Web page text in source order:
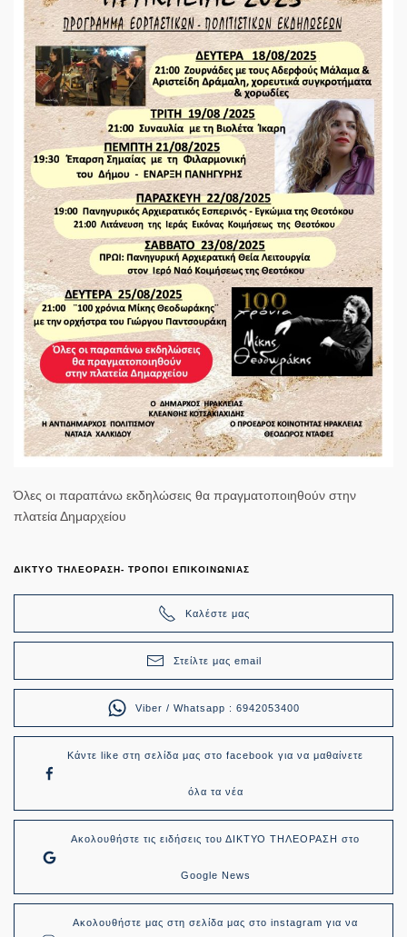
Όλες οι παραπάνω εκδηλώσεις θα πραγματοποιηθούν στην
πλατεία Δημαρχείου
ΔΙΚΤΥΟ ΤΗΛΕΟΡΑΣΗ- ΤΡΟΠΟΙ ΕΠΙΚΟΙΝΩΝΙΑΣ
Καλέστε μας
Στείλτε μας email
Viber / Whatsapp : 6942053400
Κάντε like στη σελίδα μας στο facebook για να μαθαίνετε
όλα τα νέα
Ακολουθήστε τις ειδήσεις του ΔΙΚΤΥΟ ΤΗΛΕΟΡΑΣΗ στο
Google News
Ακολουθήστε μας στη σελίδα μας στο instagram για να